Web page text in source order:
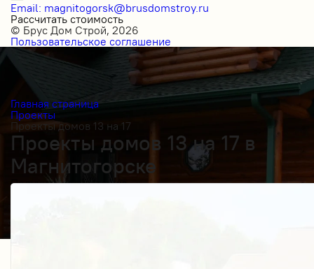
Email: magnitogorsk@brusdomstroy.ru
Рассчитать стоимость
© Брус Дом Строй, 2026
Пользовательское соглашение
Главная страница
Проекты
Проекты домов 13 на 17
Проекты домов 13 на 17 в
Магнитогорске
Получить косультацию